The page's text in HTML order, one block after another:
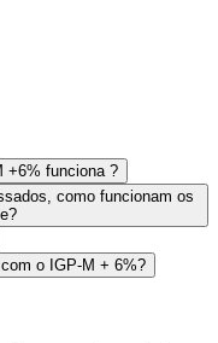
+6% funciona ?
como funcionam os
o IGP-M + 6%?